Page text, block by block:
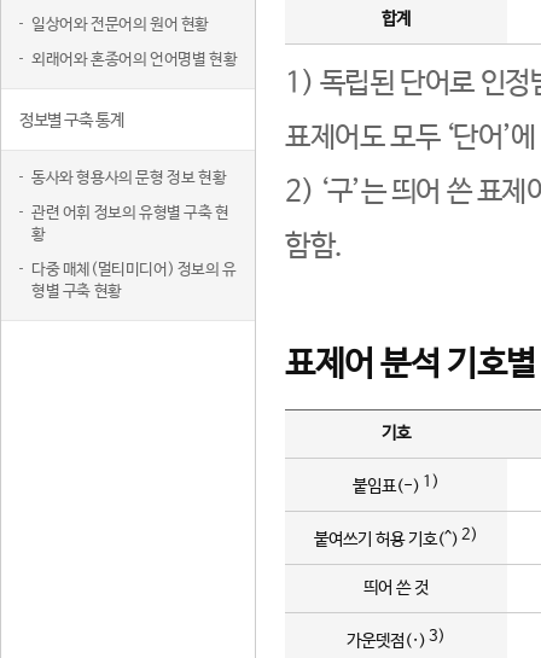
일상어와 전문어의 원어 현황
외래어와 혼종어의 언어명별 현황
정보별 구축 통계
동사와 형용사의 문형 정보 현황
관련 어휘 정보의 유형별 구축 현
황
다중 매체(멀티미디어) 정보의 유
형별 구축 현황
합계
1) 독립된 단어로 인정
표제어도 모두 ‘단어’
2) ‘구’는 띄어 쓴 표
함함.
표제어 분석 기호
기호
붙임표(-) 1)
붙여쓰기 허용 기호(^) 2)
띄어 쓴 것
가운뎃점(·) 3)